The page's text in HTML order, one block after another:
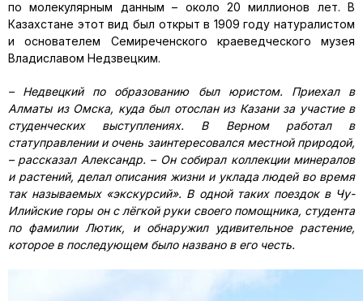
по молекулярным данным – около 20 миллионов лет. В
Казахстане этот вид был открыт в 1909 году натуралистом
и основателем Семиреченского краеведческого музея
Владиславом Недзвецким.
– Недвецкий по образованию был юристом. Приехал в
Алматы из Омска, куда был отослан из Казани за участие в
студенческих выступлениях. В Верном работал в
статуправлении и очень заинтересовался местной природой,
– рассказал Александр. – Он собирал коллекции минералов
и растений, делал описания жизни и уклада людей во время
так называемых «экскурсий». В одной таких поездок в Чу-
Илийские горы он с лёгкой руки своего помощника, студента
по фамилии Лютик, и обнаружил удивительное растение,
которое в последующем было названо в его честь.